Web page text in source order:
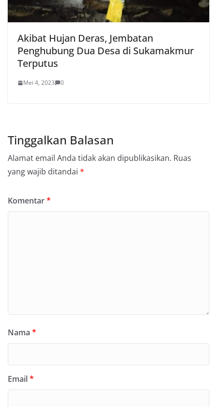
Akibat Hujan Deras, Jembatan
Penghubung Dua Desa di Sukamakmur
Terputus
Mei 4, 2023 0
Tinggalkan Balasan
Alamat email Anda tidak akan dipublikasikan. Ruas
yang wajib ditandai *
Komentar*
Nama *
Email*